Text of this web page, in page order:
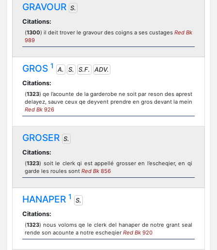
GRAVOUR S.
Citations:
(1300) il deit trover le gravour des coigns a ses custages Red Bk
989
GROS 1 A. S. S.F.
ADV.
Citations:
(1323) qe l’acounte de la garderobe ne soit par reson des aprest
delayez, sauve ceux qe deyvent prendre en gros devant la mein
Red Bk 926
GROSER S.
Citations:
(1323) soit le clerk qi est appellé grosser en l’escheqier, en qi
garde les roules sont Red Bk 856
HANAPER 1
S.
Citations:
(1323) nous voloms qe le clerk del hanaper de notre grant seal
rende son acounte a notre escheqier Red Bk 920